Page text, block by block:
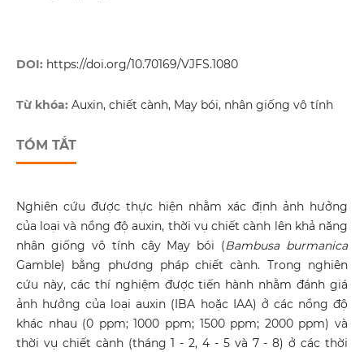
DOI: https://doi.org/10.70169/VJFS.1080
Từ khóa: Auxin, chiết cành, Mạy bói, nhân giống vô tính
TÓM TẮT
Nghiên cứu được thực hiện nhằm xác định ảnh hưởng
của loại và nồng độ auxin, thời vụ chiết cành lên khả năng
nhân giống vô tính cây Mạy bói (Bambusa burmanica
Gamble) bằng phương pháp chiết cành. Trong nghiên
cứu này, các thí nghiệm được tiến hành nhằm đánh giá
ảnh hưởng của loại auxin (IBA hoặc IAA) ở các nồng độ
khác nhau (0 ppm; 1000 ppm; 1500 ppm; 2000 ppm) và
thời vụ chiết cành (tháng 1 - 2, 4 - 5 và 7 - 8) ở các thời